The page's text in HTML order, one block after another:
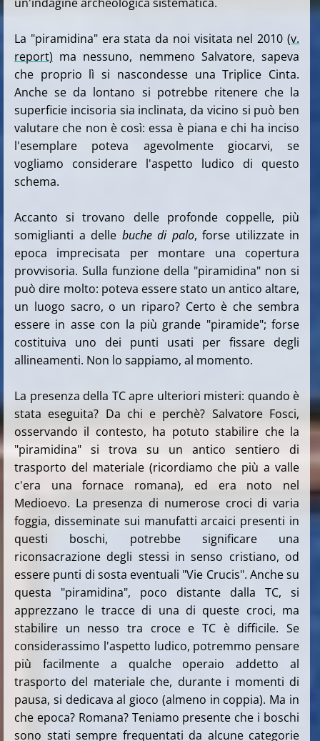
La "piramidina" era stata da noi visitata nel 2010(v.
report) ma nessuno, nemmeno Salvatore, sapeva
che proprio lì si nascondesse una Triplice Cinta.
Anche se da lontano si potrebbe ritenere che la
superficie incisoria sia inclinata, da vicino si può ben
valutare che non è così: essa è piana e chi ha inciso
l'esemplare poteva agevolmente giocarvi, se
vogliamo considerare l'aspetto ludico di questo
schema.
Accanto si trovano delle profonde coppelle, più
somiglianti a delle buche di palo, forse utilizzate in
epoca imprecisata per montare una copertura
provvisoria. Sulla funzione della "piramidina" non si
può dire molto: poteva essere stato un antico altare,
un luogo sacro, o un riparo? Certo è che sembra
essere in asse con la più grande "piramide"; forse
costituiva uno dei punti usati per fissare degli
allineamenti. Non lo sappiamo, al momento.
La presenza della TC apre ulteriori misteri: quando è
stata eseguita? Da chi e perchè? Salvatore Fosci,
osservando il contesto, ha potuto stabilire che la
"piramidina" si trova su un antico sentiero di
trasporto del materiale (ricordiamo che più a valle
c'era una fornace romana), ed era noto nel
Medioevo. La presenza di numerose croci di varia
foggia, disseminate sui manufatti arcaici presenti in
questi boschi, potrebbe significare una
riconsacrazione degli stessi in senso cristiano, od
essere punti di sosta eventuali "Vie Crucis". Anche su
questa "piramidina", poco distante dalla TC, si
apprezzano le tracce di una di queste croci, ma
stabilire un nesso tra croce e TC è difficile. Se
considerassimo l'aspetto ludico, potremmo pensare
più facilmente a qualche operaio addetto al
trasporto del materiale che, durante i momenti di
pausa, si dedicava al gioco (almeno in coppia). Ma in
che epoca? Romana? Teniamo presente che i boschi
sono stati sempre frequentati da alcune categorie